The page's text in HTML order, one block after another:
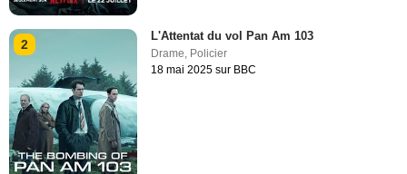
2
L'Attentat du vol Pan Am 103
Drame, Policier
18 mai 2025 sur BBC